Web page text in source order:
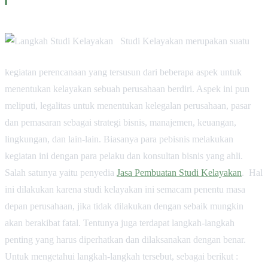
Studi Kelayakan merupakan suatu
kegiatan perencanaan yang tersusun dari beberapa aspek untuk
menentukan kelayakan sebuah perusahaan berdiri. Aspek ini pun
meliputi, legalitas untuk menentukan kelegalan perusahaan, pasar
dan pemasaran sebagai strategi bisnis, manajemen, keuangan,
lingkungan, dan lain-lain. Biasanya para pebisnis melakukan
kegiatan ini dengan para pelaku dan konsultan bisnis yang ahli.
Salah satunya yaitu penyedia Jasa Pembuatan Studi Kelayakan. Hal
ini dilakukan karena studi kelayakan ini semacam penentu masa
depan perusahaan, jika tidak dilakukan dengan sebaik mungkin
akan berakibat fatal. Tentunya juga terdapat langkah-langkah
penting yang harus diperhatkan dan dilaksanakan dengan benar.
Untuk mengetahui langkah-langkah tersebut, sebagai berikut :